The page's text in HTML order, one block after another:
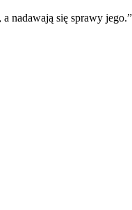
nadawają się sprawy jego.”